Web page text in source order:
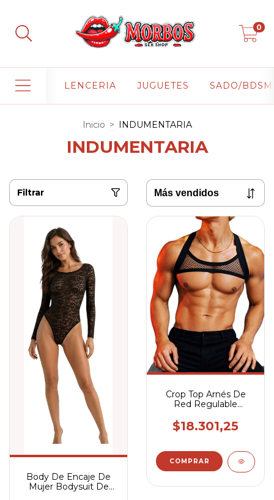
0
LENCERIA JUGUETES SADO/BDSM
Inicio > INDUMENTARIA
INDUMENTARIA
Filtrar
Body De Encaje De
Mujer Bodysuit De
Crop Top Arnés De
Red Regulable
$18.301,25